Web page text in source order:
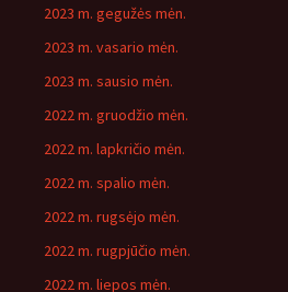
2023 m. gegužės mėn.
2023 m. vasario mėn.
2023 m. sausio mėn.
2022 m. gruodžio mėn.
2022 m. lapkričio mėn.
2022 m. spalio mėn.
2022 m. rugsėjo mėn.
2022 m. rugpjūčio mėn.
2022 m. liepos mėn.